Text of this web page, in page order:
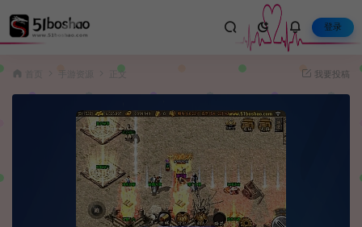
登录
手游资源 正文 我要投稿